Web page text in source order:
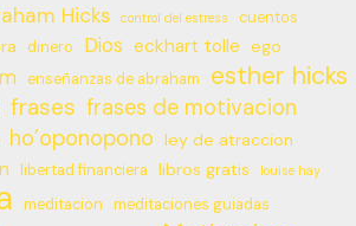
Hicks control del estress cuentos
dinero Dios eckhart tolle ego
enseñanzas de abraham esther hicks
frases frases de motivacion
ho’oponopono ley de atraccion
libertad financiera libros gratis louise hay
meditacion meditaciones guiadas